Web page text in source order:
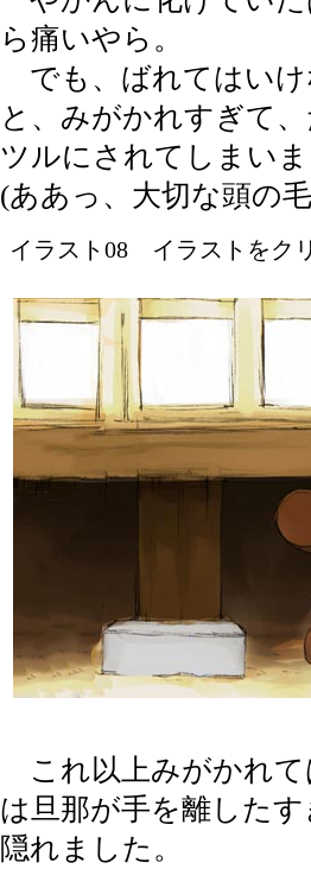
ら痛いやら。
でも、ばれてはいけ
と、みがかれすぎて
ツルにされてしまい
(ああっ、大切な頭の
イラスト08 イラストをク
これ以上みがかれて
は旦那が手を離した
隠れました。